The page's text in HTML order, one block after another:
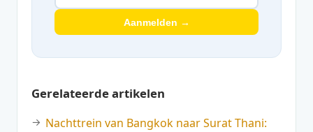
Aanmelden →
Gerelateerde artikelen
Nachttrein van Bangkok naar Surat Thani: